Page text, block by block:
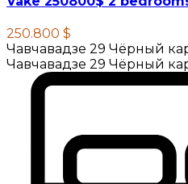
250.800 $
Чавчавадзе 29 Чёрный
Чавчавадзе 29 Чёрный